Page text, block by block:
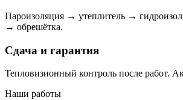
Пароизоляция → утеплитель →
→ обрешётка.
Сдача и гарантия
Тепловизионный контроль после работ.
Наши работы